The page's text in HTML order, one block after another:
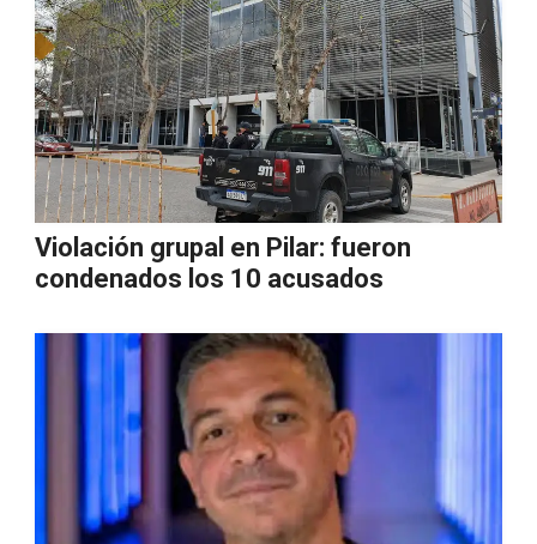
Violación grupal en Pilar: fueron
condenados los 10 acusados